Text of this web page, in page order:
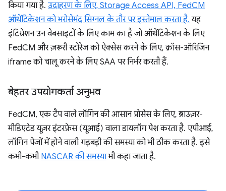
किया गया है. उदाहरण के लिए, Storage Access API, FedCM
ऑथेंटिकेशन को भरोसेमंद सिग्नल के तौर पर इस्तेमाल करता है. यह
इंटिग्रेशन उन वेबसाइटों के लिए काम का है जो ऑथेंटिकेशन के लिए
FedCM और ज़रूरी स्टोरेज को ऐक्सेस करने के लिए, क्रॉस-ऑरिजिन
iframe को चालू करने के लिए SAA पर निर्भर करती हैं.
बेहतर उपयोगकर्ता अनुभव
FedCM, एक टैप वाले लॉगिन की आसान प्रोसेस के लिए, ब्राउज़र-
मीडिएटेड यूज़र इंटरफ़ेस (यूआई) वाला डायलॉग पेश करता है. एपीआई,
लॉगिन पेजों में होने वाली गड़बड़ी की समस्या को भी ठीक करता है. इसे
कभी-कभी NASCAR की समस्याभी कहा जाता है.